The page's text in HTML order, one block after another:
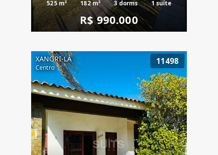
525 m² 182 m² 3 dorms 1 suíte
R$ 990.000
XANGRI-LÁ
Centro
11498